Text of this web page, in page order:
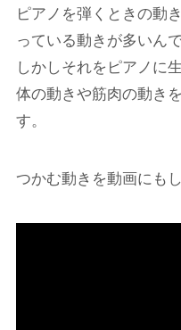
ピアノを弾くときの動
っている動きが多いんで
しかしそれをピアノに
体の動きや筋肉の動き
す。
つかむ動きを動画にも